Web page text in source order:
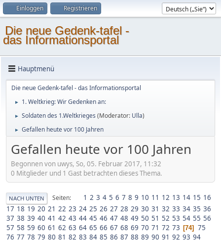
Einloggen Registrieren
Die neue Gedenk-tafel -
das Informationsportal
Hauptmenü
Die neue Gedenk-tafel - das Informationsportal
► 1. Weltkrieg: Wir Gedenken an:
► Soldaten des 1.Weltkrieges (Moderator: Ulla)
► Gefallen heute vor 100 Jahren
Gefallen heute vor 100 Jahren
Begonnen von uwys, So, 05. Februar 2017, 11:32
0 Mitglieder und 1 Gast betrachten dieses Thema.
NACH UNTEN Seiten 1 2 3 4 5 6 7 8 9 10 11 12 13 14 15 16
17 18 19 20 21 22 23 24 25 26 27 28 29 30 31 32 33 34 35 36
37 38 39 40 41 42 43 44 45 46 47 48 49 50 51 52 53 54 55 56
57 58 59 60 61 62 63 64 65 66 67 68 69 70 71 72 73 74
75
76 77 78 79 80 81 82 83 84 85 86 87 88 89 90 91 92 93 94